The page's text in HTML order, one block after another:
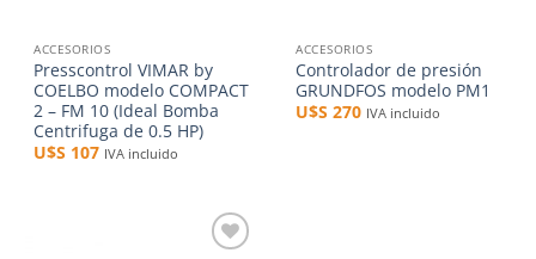
ACCESORIOS
Presscontrol VIMAR by
COELBO modelo COMPACT
2 – FM 10 (Ideal Bomba
Centrifuga de 0.5 HP)
U$S 107 IVA incluido
ACCESORIOS
Controlador de presión
GRUNDFOS modelo PM1
U$S270 IVA incluido